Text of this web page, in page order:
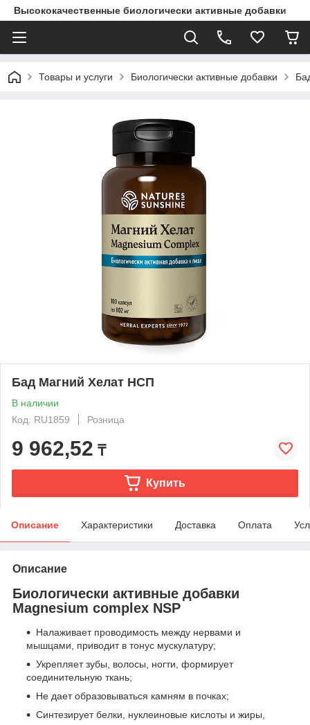
Высококачественные биологически активные добавки
Товары и услуги Биологически активные добавки
Бад Магний Хелат НСП
В наличии
Код: RU1859
Розница
9 962,52 ₸
Купить
Описание Характеристики Доставка Оплата
Описание
Биологически активные добавки
Magnesium complex NSP
Налаживает проводимость между нервами и
мышцами, приводит в тонус мускулатуру;
Укрепляет зубы, волосы, ногти, формирует
соединительную ткань;
Не дает образовываться камням в почках;
Синтезирует белки, нуклеиновые кислоты и жиры,